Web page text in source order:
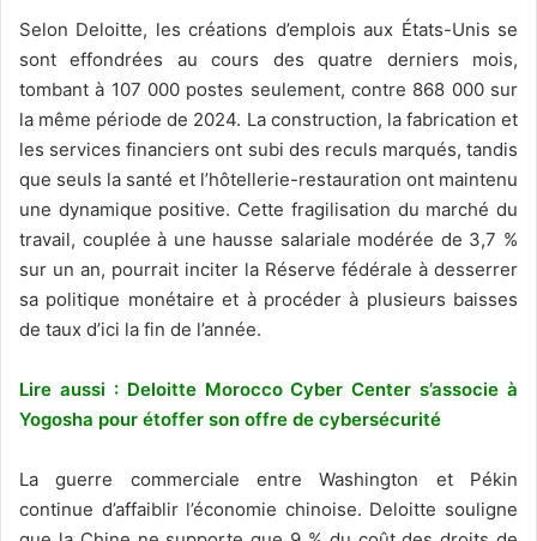
Selon Deloitte, les créations d’emplois aux États-Unis se
sont effondrées au cours des quatre derniers mois,
tombant à 107 000 postes seulement, contre 868 000 sur
la même période de 2024. La construction, la fabrication et
les services financiers ont subi des reculs marqués, tandis
que seuls la santé et l’hôtellerie-restauration ont maintenu
une dynamique positive. Cette fragilisation du marché du
travail, couplée à une hausse salariale modérée de 3,7 %
sur un an, pourrait inciter la Réserve fédérale à desserrer
sa politique monétaire et à procéder à plusieurs baisses
de taux d’ici la fin de l’année.
Lire aussi : Deloitte Morocco Cyber Center s’associe à
Yogosha pour étoffer son offre de cybersécurité
La guerre commerciale entre Washington et Pékin
continue d’affaiblir l’économie chinoise. Deloitte souligne